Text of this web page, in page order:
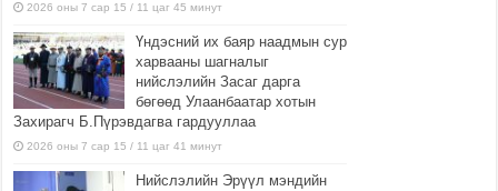
2026 оны 7 сар 15 / 11 цаг 45 минут
Үндэсний их баяр наадмын сур
харвааны шагналыг
нийслэлийн Засаг дарга
бөгөөд Улаанбаатар хотын
Захирагч Б.Пүрэвдагва гардууллаа
2026 оны 7 сар 15 / 11 цаг 41 минут
Нийслэлийн Эрүүл мэндийн